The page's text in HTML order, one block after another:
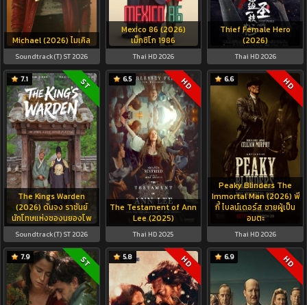
Michael (2026) ไมเคิล
Soundtrack(T) ST 2026
Mexico 86 (2026)
เม็กซิโก 1986
Thai HD 2026
Thief Female Hero
(2026)
Thai HD 2026
The Kings Warden
(2026) ดันจง ราชันย์
นักโทษแห่งชองนยองโพ
7.1 ST
Soundtrack(T) ST 2026
The Testament of Ann
Lee (2025)
6.5 HD
Thai HD 2025
Peaky Blinders The
Immortal Man (2026) พี
กี้ ไบลน์เดอร์ส ชายผู้เป็น
อมตะ
6.6 HD
Thai HD 2026
7.9 ST 5.8 HD 6.9 HD